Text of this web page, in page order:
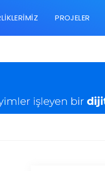
PROJELER